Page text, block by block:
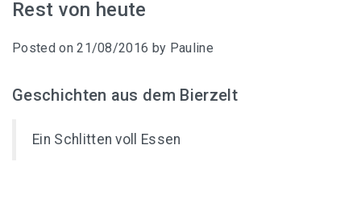
Rest von heute
Posted on21/08/2016 by Pauline
Geschichten aus dem Bierzelt
Ein Schlitten voll Essen